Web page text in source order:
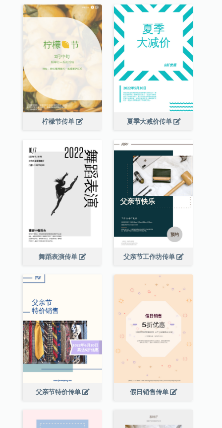
柠檬节传单 夏季大减价传单
舞蹈表演传单 父亲节工作坊传单
父亲节特价传单 假日销售传单